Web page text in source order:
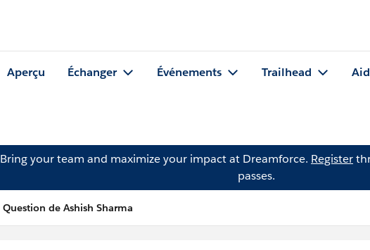
Aperçu Échanger Événements Trailhead
Bring your team and maximize your impact at Dreamforce. Register
passes.
Question de Ashish Sharma